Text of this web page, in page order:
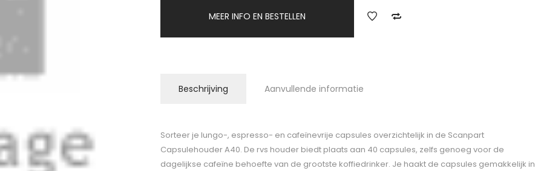
MEER INFO EN BESTELLEN
Beschrijving Aanvullende informatie
Sorteer je lungo-, espresso- en cafeïnevrije capsules overzichtelijk in de Scanpart
Capsulehouder A40. De rvs houder biedt plaats aan 40 capsules, zelfs genoeg voor de
dagelijkse cafeïne behoefte van de grootste koffiedrinker. Je haakt de capsules gemakkelijk in